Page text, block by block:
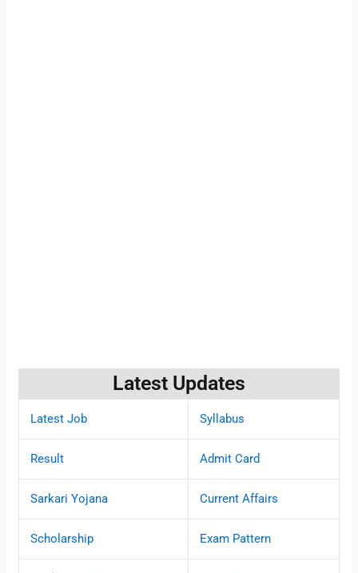
Latest Updates
Latest Job Syllabus
Result Admit Card
Sarkari Yojana Current Affairs
Scholarship Exam Pattern